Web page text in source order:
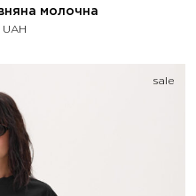
молочна
UAH
sale